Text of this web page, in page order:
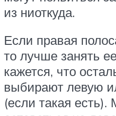
из ниоткуда.
Если правая
то лучше занять
кажется, что
выбирают левую
(если такая